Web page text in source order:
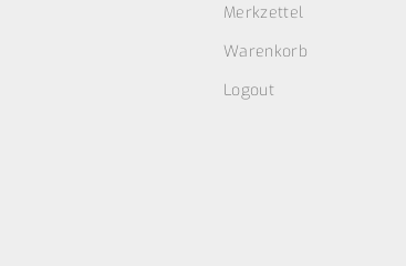
Merkzettel
Warenkorb
Logout